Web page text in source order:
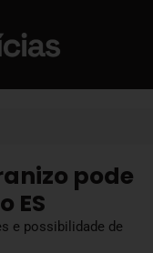
pode
ES
e possibilidade de